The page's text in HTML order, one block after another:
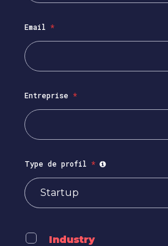
Email *
Entreprise *
Type de profil *
Industry